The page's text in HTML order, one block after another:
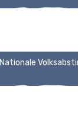
Nationale